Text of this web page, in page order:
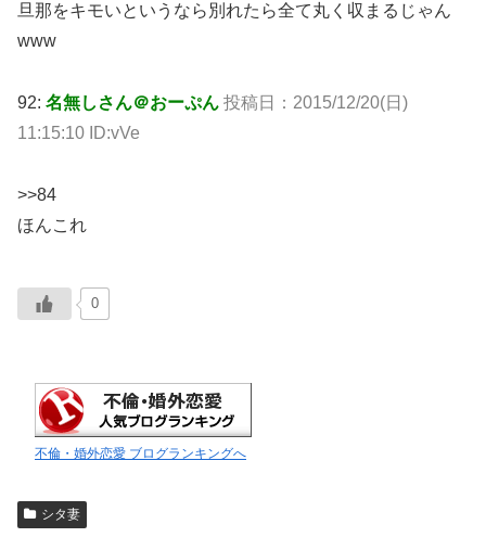
旦那をキモいというなら別れたら全て丸く収まるじゃん
www
92: 名無しさん＠おーぷん 投稿日：2015/12/20(日)
11:15:10 ID:vVe
>>84
ほんこれ
0
不倫・婚外恋愛 ブログランキングへ
シタ妻